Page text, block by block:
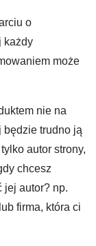
o
każdy
może
nie na
będzie trudno ją
autor strony,
chcesz
jej autor? np.
firma, która ci